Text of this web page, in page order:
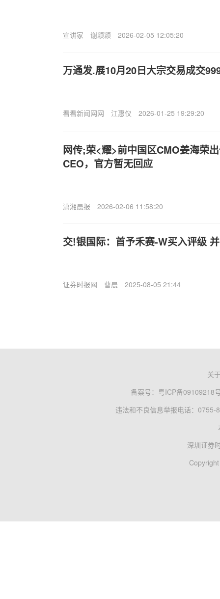
宣讲家 谢颖颖 2026-02-05 12:05:20
万通发.展10月20日大宗交易成交
看看新闻网网 江惠仪 2026-01-25 19:29:20
网传;荣<耀>前中国区CMO姜海荣
CEO，官方暂无回应
潇湘晨报 2026-02-06 11:58:20
交!银国际：首予禾赛-W买入评级
证券时报网 曹晨 2025-08-05 21:44
关
备案号： 粤ICP备09109218
违法和不良信息举报电话：0755-
深圳证券